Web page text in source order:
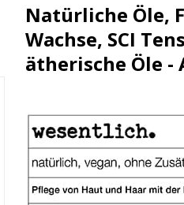
Natürliche Öle,
Wachse, SCI
ätherische Öle -